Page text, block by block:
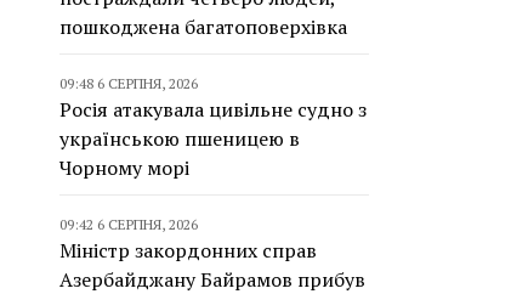
пошкоджена багатоповерхівка
09:48 6 СЕРПНЯ, 2026
Росія атакувала цивільне судно з
українською пшеницею в
Чорному морі
09:42 6 СЕРПНЯ, 2026
Міністр закордонних справ
Азербайджану Байрамов прибув